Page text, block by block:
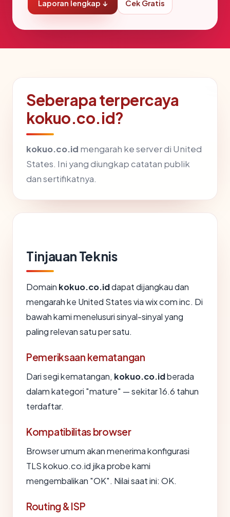
Laporan lengkap ↓ Cek Gratis
Seberapa terpercaya
kokuo.co.id?
kokuo.co.id mengarah ke server di United
States. Ini yang diungkap catatan publik
dan sertifikatnya.
Tinjauan Teknis
Domain kokuo.co.iddapat dijangkau dan
mengarah ke United States via wix com inc. Di
bawah kami menelusuri sinyal-sinyal yang
paling relevan satu per satu.
Pemeriksaan kematangan
Dari segi kematangan, kokuo.co.idberada
dalam kategori "mature" — sekitar 16.6 tahun
terdaftar.
Kompatibilitas browser
Browser umum akan menerima konfigurasi
TLS kokuo.co.id jika probe kami
mengembalikan "OK". Nilai saat ini: OK.
Routing & ISP